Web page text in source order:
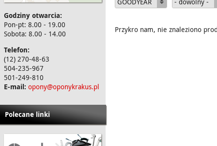
Godziny otwarcia:
Pon-pt: 8.00 - 19.00
Sobota: 8.00 - 14.00
Telefon:
(12) 270-48-63
504-235-967
501-249-810
E-mail: opony@oponykrakus.pl
Polecane linki
Przykro nam, nie znaleziono